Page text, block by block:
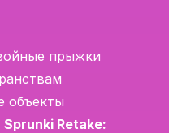
прыжки
объекты
Sprunki Retake: